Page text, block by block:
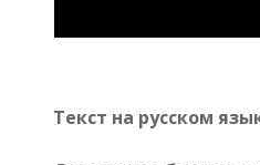
Текст на русском